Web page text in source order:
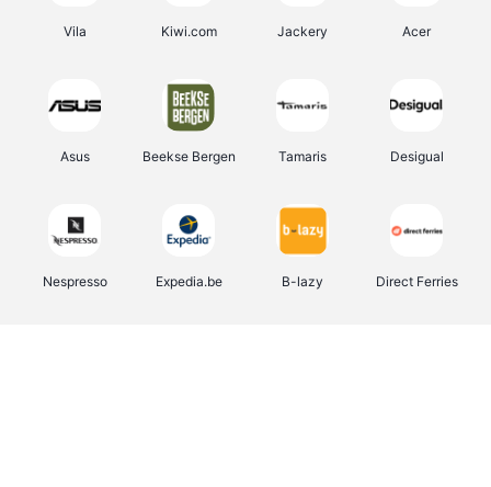
Vila Kiwi.com Jackery Acer
Asus Beekse Bergen Tamaris Desigual
Nespresso Expedia.be B-lazy Direct Ferries